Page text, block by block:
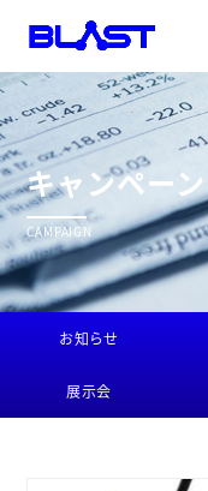
キャンペーン
CAMPAIGN
お知らせ
展示会